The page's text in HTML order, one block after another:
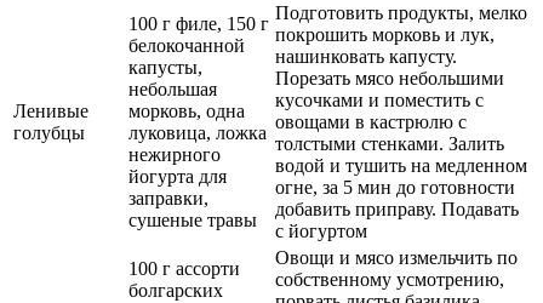
Ленивые
голубцы
100 г филе, 150 г
белокочанной
капусты,
небольшая
морковь, одна
луковица, ложка
нежирного
йогурта для
заправки,
сушеные травы
Подготовить продукты, мелко
покрошить морковь и лук,
нашинковать капусту.
Порезать мясо небольшими
кусочками и поместить с
овощами в кастрюлю с
толстыми стенками. Залить
водой и тушить на медленном
огне, за 5 мин до готовности
добавить приправу. Подавать
с йогуртом
100 г ассорти
болгарских
Овощи и мясо измельчить по
собственному усмотрению,